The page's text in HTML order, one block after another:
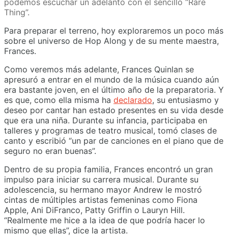
Thing”.
Para preparar el terreno, hoy exploraremos un poco más
sobre el universo de Hop Along y de su mente maestra,
Frances.
Como veremos más adelante, Frances Quinlan se
apresuró a entrar en el mundo de la música cuando aún
era bastante joven, en el último año de la preparatoria. Y
es que, como ella misma ha declarado, su entusiasmo y
deseo por cantar han estado presentes en su vida desde
que era una niña. Durante su infancia, participaba en
talleres y programas de teatro musical, tomó clases de
canto y escribió “un par de canciones en el piano que de
seguro no eran buenas”.
Dentro de su propia familia, Frances encontró un gran
impulso para iniciar su carrera musical. Durante su
adolescencia, su hermano mayor Andrew le mostró
cintas de múltiples artistas femeninas como Fiona
Apple, Ani DiFranco, Patty Griffin o Lauryn Hill.
“Realmente me hice a la idea de que podría hacer lo
mismo que ellas”, dice la artista.